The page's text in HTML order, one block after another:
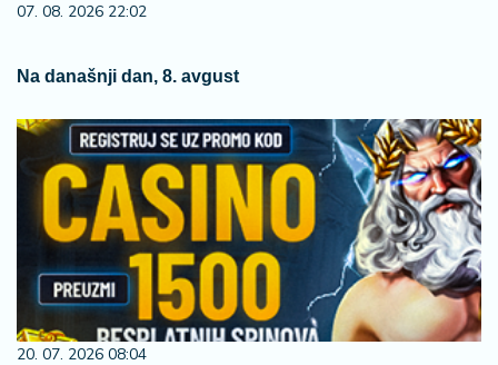
07. 08. 2026 22:02
Na današnji dan, 8. avgust
20. 07. 2026 08:04